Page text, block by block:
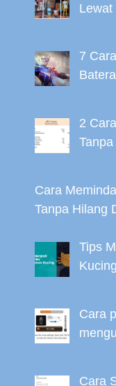
Lewat
7
2
Cara
Tanpa Hilang
Tips
Cara
Cara